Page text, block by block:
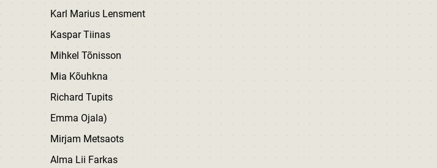
Karl Marius Lensment
Kaspar Tiinas
Mihkel Tõnisson
Mia Kõuhkna
Richard Tupits
Emma Ojala)
Mirjam Metsaots
Alma Lii Farkas